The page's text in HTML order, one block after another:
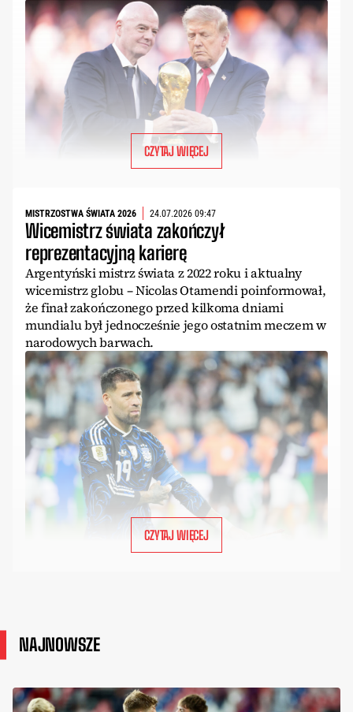
CZYTAJ WIĘCEJ
MISTRZOSTWA ŚWIATA 2026 24.07.2026 09:47
Wicemistrz świata zakończył
reprezentacyjną karierę
Argentyński mistrz świata z 2022 roku i aktualny
wicemistrz globu – Nicolas Otamendi poinformował,
że finał zakończonego przed kilkoma dniami
mundialu był jednocześnie jego ostatnim meczem w
narodowych barwach.
CZYTAJ WIĘCEJ
NAJNOWSZE